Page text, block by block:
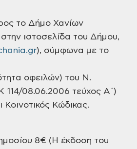
το Δήμο Χανίων
στην ιστοσελίδα του Δήμου,
), σύμφωνα με το
οφειλών) του Ν.
08.06.2006 τεύχος Α΄)
Κοινοτικός Κώδικας.
8€ (Η έκδοση του